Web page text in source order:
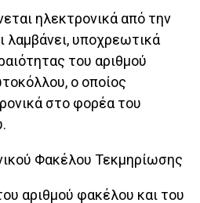
ηλεκτρονικά από την
λαμβάνει, υποχρεωτικά
του αριθμού
ο οποίος
στο φορέα του
Φακέλου Τεκμηρίωσης
αριθμού φακέλου και του